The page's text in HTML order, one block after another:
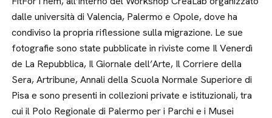
dalle università di Valencia, Palermo e Opole, dove ha
condiviso la propria riflessione sulla migrazione. Le sue
fotografie sono state pubblicate in riviste come Il Venerdì
de La Repubblica, Il Giornale dell’Arte, Il Corriere della
Sera, Artribune, Annali della Scuola Normale Superiore di
Pisa e sono presenti in collezioni private e istituzionali, tra
cui il Polo Regionale di Palermo per i Parchi e i Musei